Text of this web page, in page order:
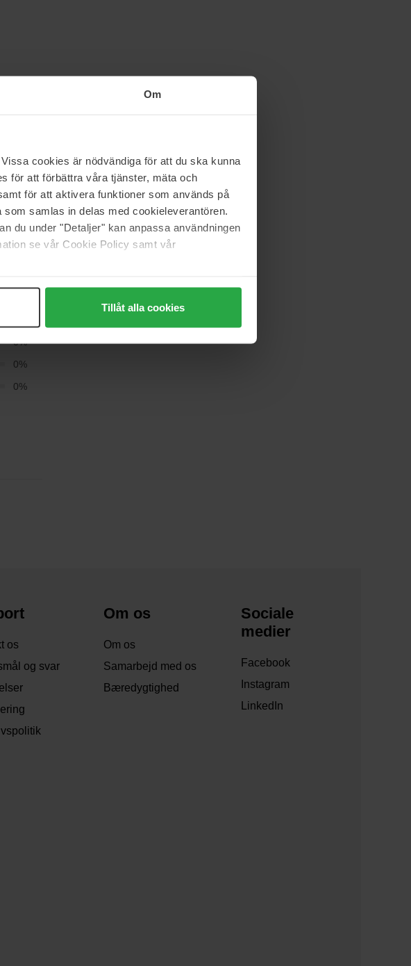
Om
cookies är nödvändiga för att du ska kunna
för att förbättra våra tjänster, mäta och
för att aktivera funktioner som används på
samlas in delas med cookieleverantören.
du under "Detaljer" kan anpassa användningen
se vår Cookie Policy samt vår
Tillåt alla cookies
0%
0%
0%
os
og svar
Om os
Om os
Samarbejd med os
Bæredygtighed
Sociale
medier
Facebook
Instagram
LinkedIn